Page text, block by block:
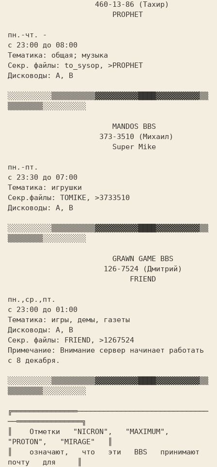
пн.-чт. -
с 23:00 до 08:00
Тематика: общая; музыка
Секр. файлы: to_sysop, >PROPHET
Дисководы: A, B
░░░░░░░░░░▒▒▒▒▒▒▒▒▒▒▓▓▓▓▓▓▓▓▓▓ ▓▓▓▓▓▓▓▓▓▓▒▒
▒▒▒▒▒▒▒▒░░░░░░░░░░
MANDOS BBS
пн.-пт.
с 23:30 до 07:00
Тематика: игрушки
Секр.файлы: TOMIKE, >3733510
Дисководы: A, B
░░░░░░░░░░▒▒▒▒▒▒▒▒▒▒▓▓▓▓▓▓▓▓▓▓ ▓▓▓▓▓▓▓▓▓▓▒▒
▒▒▒▒▒▒▒▒░░░░░░░░░░
GRAWN GAME BBS
пн.,ср.,пт.
с 23:00 до 01:00
Тематика: игры, демы, газеты
Дисководы: A, B
Примечание: Внимание сервер начинает работать
с 8 декабря.
░░░░░░░░░░▒▒▒▒▒▒▒▒▒▒▓▓▓▓▓▓▓▓▓▓ ▓▓▓▓▓▓▓▓▓▓▒▒
▒▒▒▒▒▒▒▒░░░░░░░░░░
╔═══════════════──────────────────────────────
──═══════════════╗
Отметки   "NICRON",   "MAXIMUM",
"PROTON",   "MIRAGE"
означают,   что   эти   BBS   принимают
почту   для